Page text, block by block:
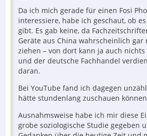
Da ich mich gerade für einen Fosi
interessiere, habe ich geschaut, ob
gibt. Es gab keine, da
Geräte aus China wahrscheinlich
ziehen – von dort kann ja auch nichts
und der deutsche Fachhandel
daran.
Bei YouTube fand ich dagegen
hätte stundenlang zuschauen
Ausnahmsweise habe ich mir diese
grobe soziologische Studie gegeben